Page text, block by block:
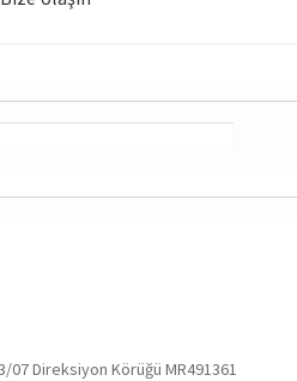
07 Direksiyon Körüğü MR491361